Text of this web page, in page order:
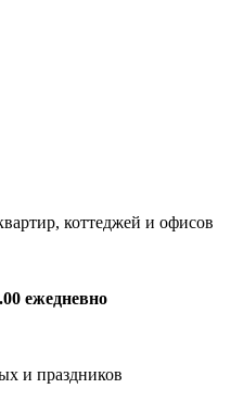
коттеджей и офисов
ежедневно
и праздников